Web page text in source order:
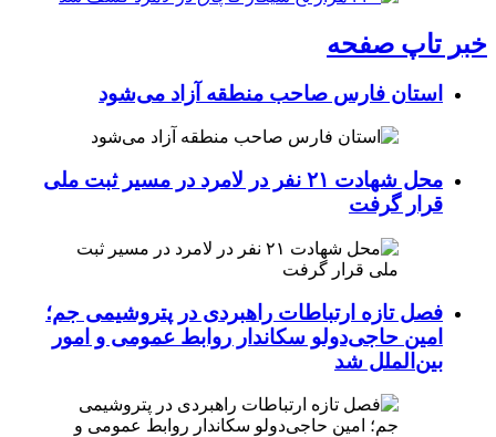
خبر تاپ صفحه
استان فارس صاحب منطقه آزاد می‌شود
محل شهادت ۲۱ نفر در لامرد در مسیر ثبت ملی
قرار گرفت
فصل تازه ارتباطات راهبردی در پتروشیمی جم؛
امین حاجی‌دولو سکاندار روابط عمومی و امور
بین‌الملل شد